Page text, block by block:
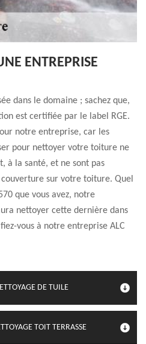
ENTREPRISE
dans le domaine ; sachez que,
est certifiée par le label RGE.
notre entreprise, car les
pour nettoyer votre toiture ne
à la santé, et ne sont pas
sur votre toiture. Quel
que vous avez, notre
nettoyer cette dernière dans
vous à notre entreprise ALC
DE TUILE
TOIT TERRASSE